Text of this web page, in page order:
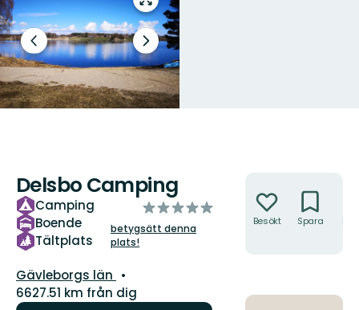
Gå
till
helskärmsläge
Föregående
bild
Nästa
bildspel
Delsbo Camping
Camping
Boende
Tältplats
av
5
stjärnor
betygsätt denna
plats!
Län:
Gävleborgs län
6627.51 km från dig
Besökt Spara